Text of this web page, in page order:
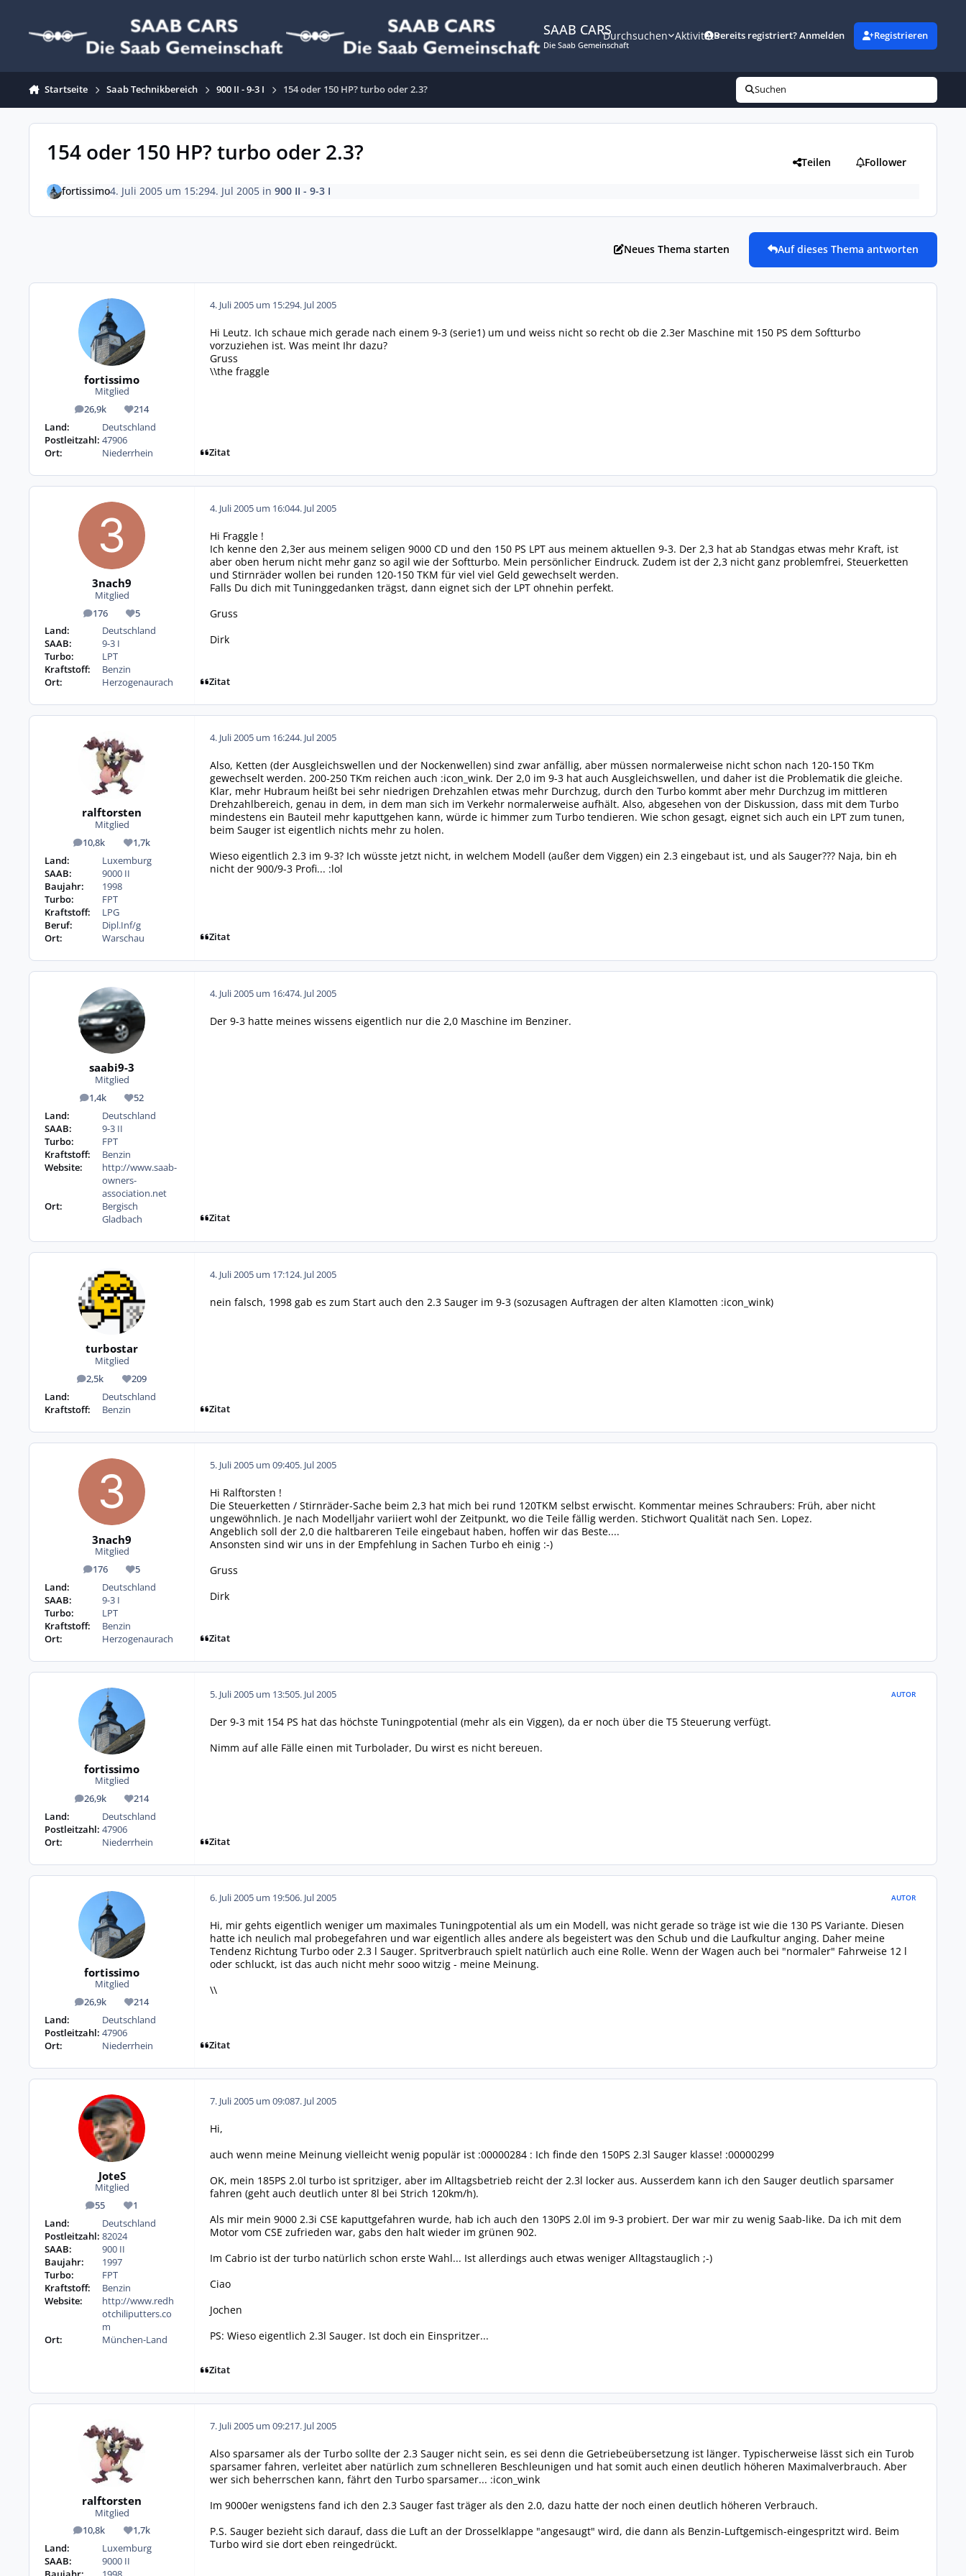
SAAB CARS
Die Saab Gemeinschaft
Durchsuchen AktivitätBereits registriert? Anmelden Registrieren
Startseite Saab Technikbereich 900 II - 9-3 I 154 oder 150 HP? turbo oder 2.3? Suchen
154 oder 150 HP? turbo oder 2.3? Teilen Follower
fortissimo4. Juli 2005 um 15:294. Jul 2005in 900 II - 9-3 I
Neues Thema starten Auf dieses Thema antworten
fortissimo
Mitglied
26,9k
Beiträge 214
Reputation
Land:
Deutschland
Postleitzahl: 47906
Ort:
Niederrhein
4. Juli 2005 um 15:294. Jul 2005
Hi Leutz. Ich schaue mich gerade nach einem 9-3 (serie1) um und weiss nicht so recht ob die 2.3er Maschine mit 150 PS dem Softturbo
vorzuziehen ist. Was meint Ihr dazu?
Gruss
\\the fraggle
Zitat
3nach9
Mitglied
176
Beiträge 5
Reputation
Land:
Deutschland
SAAB:
9-3 I
Turbo:
LPT
Kraftstoff:
Benzin
Ort:
Herzogenaurach
4. Juli 2005 um 16:044. Jul 2005
Hi Fraggle !
Ich kenne den 2,3er aus meinem seligen 9000 CD und den 150 PS LPT aus meinem aktuellen 9-3. Der 2,3 hat ab Standgas etwas mehr Kraft, ist
aber oben herum nicht mehr ganz so agil wie der Softturbo. Mein persönlicher Eindruck. Zudem ist der 2,3 nicht ganz problemfrei, Steuerketten
und Stirnräder wollen bei runden 120-150 TKM für viel viel Geld gewechselt werden.
Falls Du dich mit Tuninggedanken trägst, dann eignet sich der LPT ohnehin perfekt.
Gruss
Dirk
Zitat
ralftorsten
Mitglied
10,8k
Beiträge 1,7k
Reputation
Land:
Luxemburg
SAAB:
9000 II
Baujahr:
1998
Turbo:
FPT
Kraftstoff:
LPG
Beruf:
Dipl.Inf/g
Ort:
Warschau
4. Juli 2005 um 16:244. Jul 2005
Also, Ketten (der Ausgleichswellen und der Nockenwellen) sind zwar anfällig, aber müssen normalerweise nicht schon nach 120-150 TKm
gewechselt werden. 200-250 TKm reichen auch :icon_wink. Der 2,0 im 9-3 hat auch Ausgleichswellen, und daher ist die Problematik die gleiche.
Klar, mehr Hubraum heißt bei sehr niedrigen Drehzahlen etwas mehr Durchzug, durch den Turbo kommt aber mehr Durchzug im mittleren
Drehzahlbereich, genau in dem, in dem man sich im Verkehr normalerweise aufhält. Also, abgesehen von der Diskussion, dass mit dem Turbo
mindestens ein Bauteil mehr kaputtgehen kann, würde ic himmer zum Turbo tendieren. Wie schon gesagt, eignet sich auch ein LPT zum tunen,
beim Sauger ist eigentlich nichts mehr zu holen.
Wieso eigentlich 2.3 im 9-3? Ich wüsste jetzt nicht, in welchem Modell (außer dem Viggen) ein 2.3 eingebaut ist, und als Sauger??? Naja, bin eh
nicht der 900/9-3 Profi... :lol
Zitat
saabi9-3
Mitglied
1,4k
Beiträge 52
Reputation
Land:
Deutschland
SAAB:
9-3 II
Turbo:
FPT
Kraftstoff:
Benzin
Website:
http://www.saab-
owners-
association.net
Ort:
Bergisch
Gladbach
4. Juli 2005 um 16:474. Jul 2005
Der 9-3 hatte meines wissens eigentlich nur die 2,0 Maschine im Benziner.
Zitat
turbostar
Mitglied
2,5k
Beiträge 209
Reputation
Land:
Deutschland
Kraftstoff:
Benzin
4. Juli 2005 um 17:124. Jul 2005
nein falsch, 1998 gab es zum Start auch den 2.3 Sauger im 9-3 (sozusagen Auftragen der alten Klamotten :icon_wink)
Zitat
3nach9
Mitglied
176
Beiträge 5
Reputation
Land:
Deutschland
SAAB:
9-3 I
Turbo:
LPT
Kraftstoff:
Benzin
Ort:
Herzogenaurach
5. Juli 2005 um 09:405. Jul 2005
Hi Ralftorsten !
Die Steuerketten / Stirnräder-Sache beim 2,3 hat mich bei rund 120TKM selbst erwischt. Kommentar meines Schraubers: Früh, aber nicht
ungewöhnlich. Je nach Modelljahr variiert wohl der Zeitpunkt, wo die Teile fällig werden. Stichwort Qualität nach Sen. Lopez.
Angeblich soll der 2,0 die haltbareren Teile eingebaut haben, hoffen wir das Beste....
Ansonsten sind wir uns in der Empfehlung in Sachen Turbo eh einig :-)
Gruss
Dirk
Zitat
fortissimo
Mitglied
26,9k
Beiträge 214
Reputation
Land:
Deutschland
Postleitzahl: 47906
Ort:
Niederrhein
5. Juli 2005 um 13:505. Jul 2005 AUTOR
Der 9-3 mit 154 PS hat das höchste Tuningpotential (mehr als ein Viggen), da er noch über die T5 Steuerung verfügt.
Nimm auf alle Fälle einen mit Turbolader, Du wirst es nicht bereuen.
Zitat
fortissimo
Mitglied
26,9k
Beiträge 214
Reputation
Land:
Deutschland
Postleitzahl: 47906
Ort:
Niederrhein
6. Juli 2005 um 19:506. Jul 2005 AUTOR
Hi, mir gehts eigentlich weniger um maximales Tuningpotential als um ein Modell, was nicht gerade so träge ist wie die 130 PS Variante. Diesen
hatte ich neulich mal probegefahren und war eigentlich alles andere als begeistert was den Schub und die Laufkultur anging. Daher meine
Tendenz Richtung Turbo oder 2.3 l Sauger. Spritverbrauch spielt natürlich auch eine Rolle. Wenn der Wagen auch bei "normaler" Fahrweise 12 l
oder schluckt, ist das auch nicht mehr sooo witzig - meine Meinung.
\\
Zitat
JoteS
Mitglied
55
Beiträge 1
Reputation
Land:
Deutschland
Postleitzahl: 82024
SAAB:
900 II
Baujahr:
1997
Turbo:
FPT
Kraftstoff:
Benzin
Website:
http://www.redh
otchiliputters.co
m
Ort:
München-Land
7. Juli 2005 um 09:087. Jul 2005
Hi,
auch wenn meine Meinung vielleicht wenig populär ist :00000284 : Ich finde den 150PS 2.3l Sauger klasse! :00000299
OK, mein 185PS 2.0l turbo ist spritziger, aber im Alltagsbetrieb reicht der 2.3l locker aus. Ausserdem kann ich den Sauger deutlich sparsamer
fahren (geht auch deutlich unter 8l bei Strich 120km/h).
Als mir mein 9000 2.3i CSE kaputtgefahren wurde, hab ich auch den 130PS 2.0l im 9-3 probiert. Der war mir zu wenig Saab-like. Da ich mit dem
Motor vom CSE zufrieden war, gabs den halt wieder im grünen 902.
Im Cabrio ist der turbo natürlich schon erste Wahl... Ist allerdings auch etwas weniger Alltagstauglich ;-)
Ciao
Jochen
PS: Wieso eigentlich 2.3l Sauger. Ist doch ein Einspritzer...
Zitat
ralftorsten
Mitglied
10,8k
Beiträge 1,7k
Reputation
Land:
Luxemburg
SAAB:
9000 II
7. Juli 2005 um 09:217. Jul 2005
Also sparsamer als der Turbo sollte der 2.3 Sauger nicht sein, es sei denn die Getriebeübersetzung ist länger. Typischerweise lässt sich ein Turob
sparsamer fahren, verleitet aber natürlich zum schnelleren Beschleunigen und hat somit auch einen deutlich höheren Maximalverbrauch. Aber
wer sich beherrschen kann, fährt den Turbo sparsamer... :icon_wink
Im 9000er wenigstens fand ich den 2.3 Sauger fast träger als den 2.0, dazu hatte der noch einen deutlich höheren Verbrauch.
P.S. Sauger bezieht sich darauf, dass die Luft an der Drosselklappe "angesaugt" wird, die dann als Benzin-Luftgemisch-eingespritzt wird. Beim
Turbo wird sie dort eben reingedrückt.